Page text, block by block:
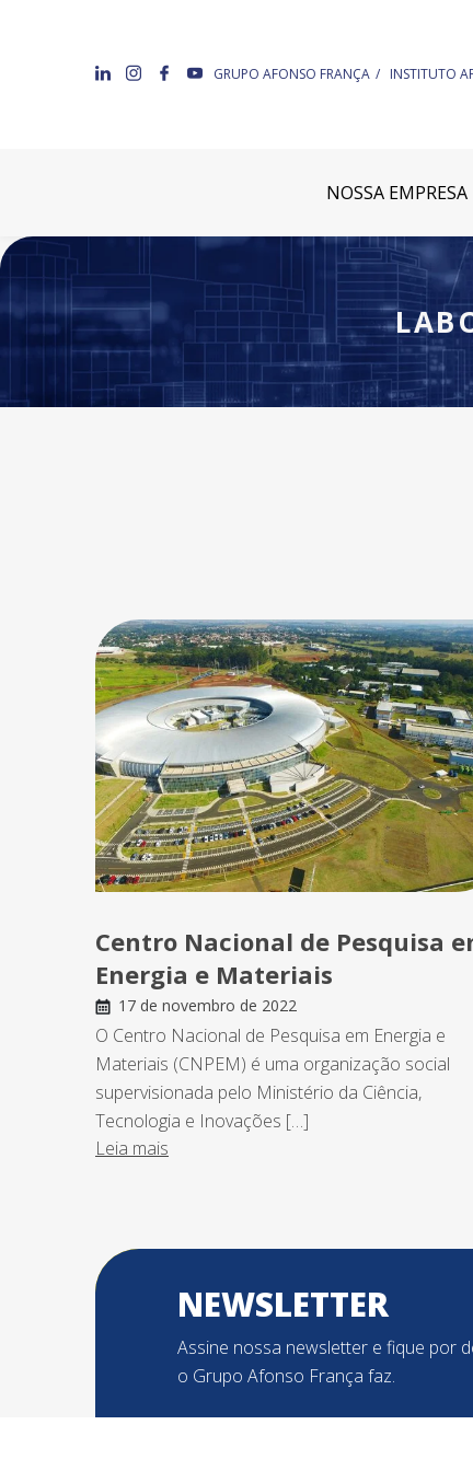
GRUPO AFONSO FRANÇA INSTITUTO
NOSSA EMPRESA
Centro Nacional de Pesquisa
Energia e Materiais
17 de novembro de 2022
O Centro Nacional de Pesquisa em Energia e
Materiais (CNPEM) é uma organização social
supervisionada pelo Ministério da Ciência,
Tecnologia e Inovações […]
Leia mais
NEWSLETTER
Assine nossa newsletter e fique por
o Grupo Afonso França faz.